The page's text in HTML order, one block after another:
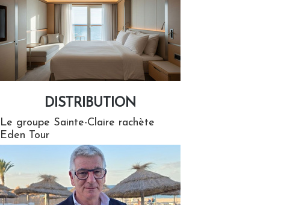
DISTRIBUTION
Le groupe Sainte-Claire rachète
Eden Tour